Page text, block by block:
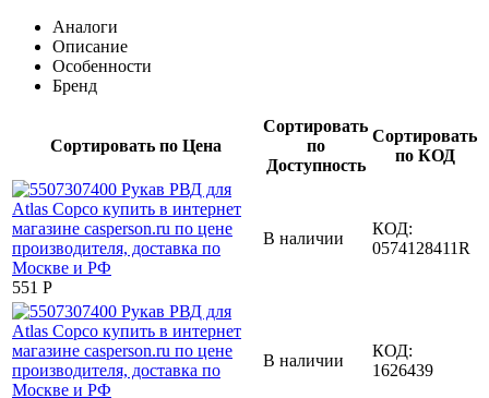
Аналоги
Описание
Особенности
Бренд
Сортировать по Цена
Сортировать
по
Доступность
Сортировать
по КОД
‍551‍ Р
В наличии
КОД:
0574128411R
В наличии
КОД:
1626439